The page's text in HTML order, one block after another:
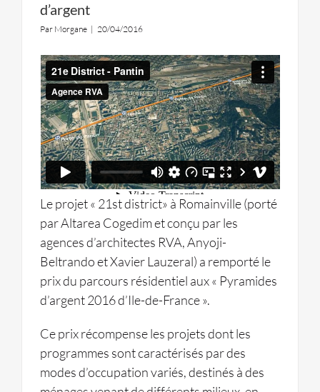
d’argent
Par Morgane | 20/04/2016
Le projet « 21st district» à Romainville (porté
par Altarea Cogedim et conçu par les
agences d’architectes RVA, Anyoji-
Beltrando et Xavier Lauzeral) a remporté le
prix du parcours résidentiel aux « Pyramides
d’argent 2016 d’Ile-de-France ».
Ce prix récompense les projets dont les
programmes sont caractérisés par des
modes d’occupation variés, destinés à des